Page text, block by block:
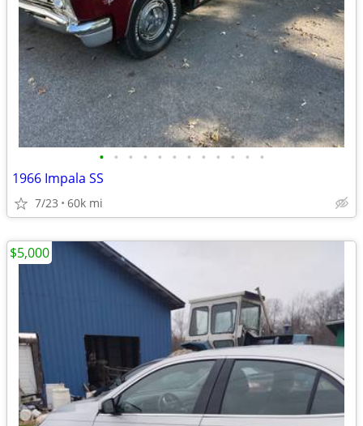
• • • • • • • • • • • •
1966 Impala SS
7/23 60k mi
$5,000